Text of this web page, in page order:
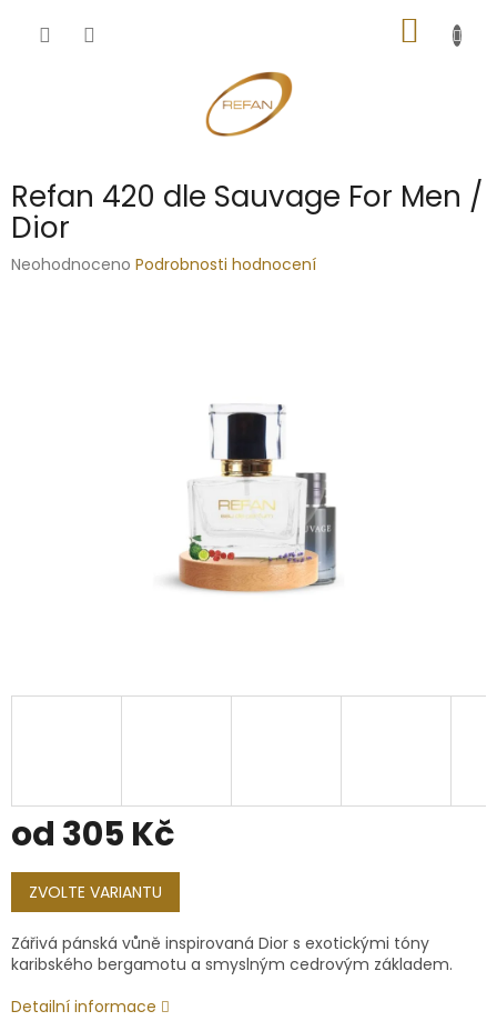
KOŠÍK
Refan 420 dle Sauvage For Men /
Dior
Průměrné
Neohodnoceno Podrobnosti hodnocení
od 305 Kč
Měrná
cena:
ZVOLTE VARIANTU
Zářivá pánská vůně inspirovaná Dior s exotickými tóny
karibského bergamotu a smyslným cedrovým základem.
Detailní informace